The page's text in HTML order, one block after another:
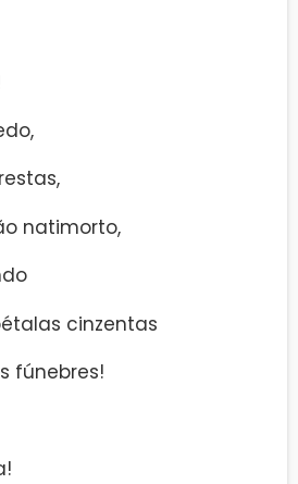
natimorto,
cinzentas
fúnebres!